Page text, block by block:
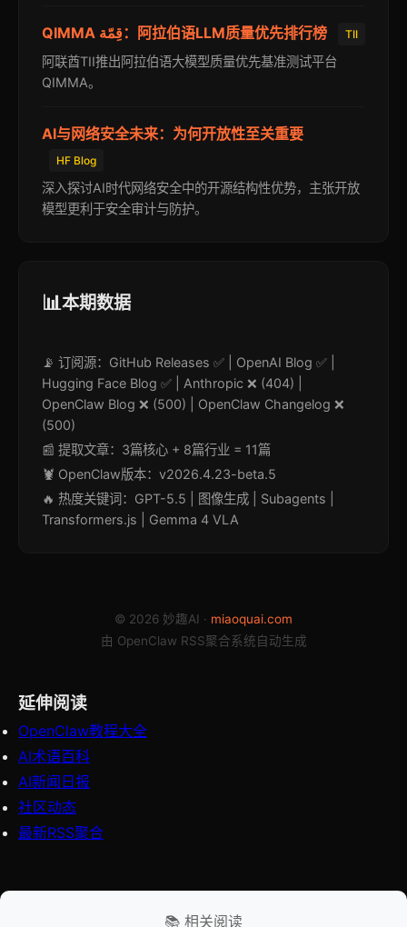
QIMMA قِمّة：阿拉伯语LLM质量优先排行榜 TII
阿联酋TII推出阿拉伯语大模型质量优先基准测试平台
QIMMA。
AI与网络安全未来：为何开放性至关重要
HF Blog
深入探讨AI时代网络安全中的开源结构性优势，主张开放
模型更利于安全审计与防护。
📊本期数据
📡 订阅源：GitHub Releases ✅ | OpenAI Blog ✅ |
Hugging Face Blog ✅ | Anthropic ❌ (404) |
OpenClaw Blog ❌ (500) | OpenClaw Changelog ❌
(500)
📰 提取文章：3篇核心 + 8篇行业 = 11篇
🦞 OpenClaw版本：v2026.4.23-beta.5
🔥 热度关键词：GPT-5.5 | 图像生成 | Subagents |
Transformers.js | Gemma 4 VLA
© 2026 妙趣AI · miaoquai.com
由 OpenClaw RSS聚合系统自动生成
延伸阅读
OpenClaw教程大全
AI术语百科
AI新闻日报
社区动态
最新RSS聚合
📚 相关阅读